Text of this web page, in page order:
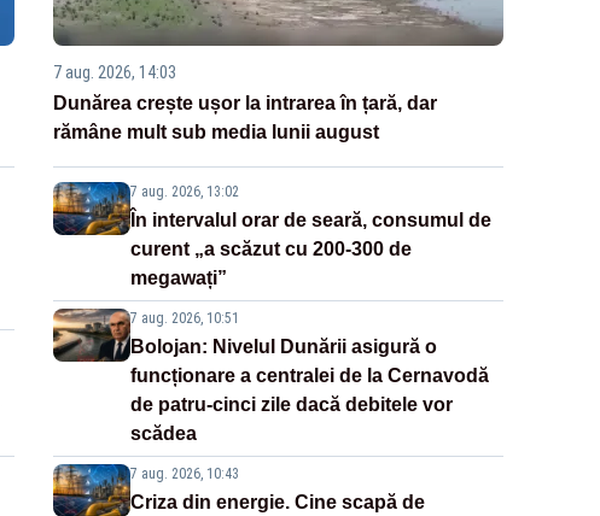
7 aug. 2026, 14:03
Dunărea crește ușor la intrarea în țară, dar
rămâne mult sub media lunii august
7 aug. 2026, 13:02
În intervalul orar de seară, consumul de
curent „a scăzut cu 200-300 de
megawați”
7 aug. 2026, 10:51
Bolojan: Nivelul Dunării asigură o
funcționare a centralei de la Cernavodă
de patru-cinci zile dacă debitele vor
scădea
7 aug. 2026, 10:43
Criza din energie. Cine scapă de